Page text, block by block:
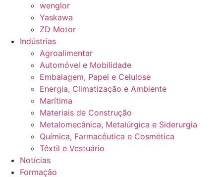
wenglor
Yaskawa
ZD Motor
Indústrias
Agroalimentar
Automóvel e Mobilidade
Embalagem, Papel e Celulose
Energia, Climatização e Ambiente
Marítima
Materiais de Construção
Metalomecânica, Metalúrgica e Siderurgia
Química, Farmacêutica e Cosmética
Têxtil e Vestuário
Notícias
Formação